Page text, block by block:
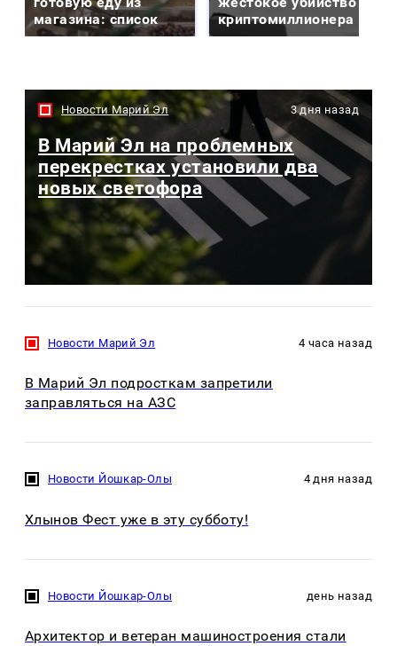
магазина: список
криптомиллионера
Новости Марий Эл 3 дня назад
В Марий Эл на проблемных
перекрестках установили два
новых светофора
Новости Марий Эл 4 часа назад
В Марий Эл подросткам запретили
заправляться на АЗС
Новости Йошкар-Олы 4 дня назад
Хлынов Фест уже в эту субботу!
Новости Йошкар-Олы день назад
Архитектор и ветеран машиностроения стали